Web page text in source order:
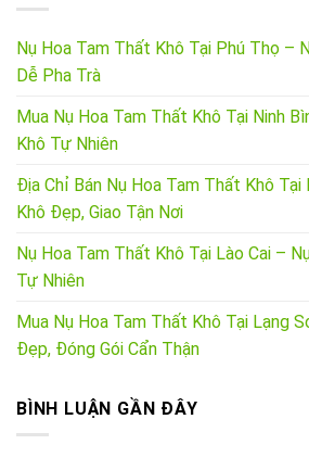
Nụ Hoa Tam Thất Khô Tại Phú Thọ –
Dễ Pha Trà
Mua Nụ Hoa Tam Thất Khô Tại Ninh
Khô Tự Nhiên
Địa Chỉ Bán Nụ Hoa Tam Thất Khô
Khô Đẹp, Giao Tận Nơi
Nụ Hoa Tam Thất Khô Tại Lào Cai –
Tự Nhiên
Mua Nụ Hoa Tam Thất Khô Tại Lạng
Đẹp, Đóng Gói Cẩn Thận
BÌNH LUẬN GẦN ĐÂY